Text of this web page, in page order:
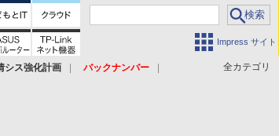
Impress サイト
全カテゴリ
シス強化計画
バックナンバー